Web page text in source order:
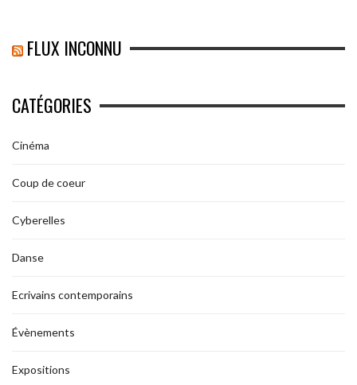
FLUX INCONNU
CATÉGORIES
Cinéma
Coup de coeur
Cyberelles
Danse
Ecrivains contemporains
Évènements
Expositions